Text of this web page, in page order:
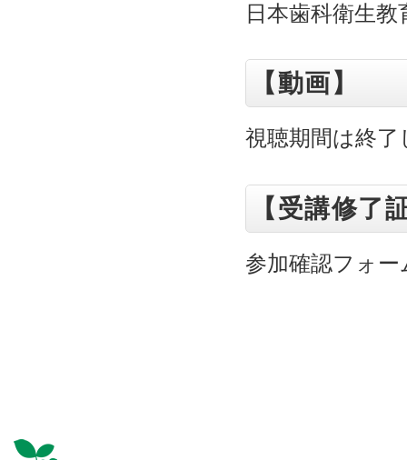
日本歯科衛生
【動画】
視聴期間は終
【受講修了
参加確認フォ